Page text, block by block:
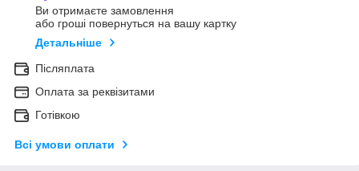
Ви отримаєте замовлення
або гроші повернуться на вашу картку
Детальніше
Післяплата
Оплата за реквізитами
Готівкою
Всі умови оплати